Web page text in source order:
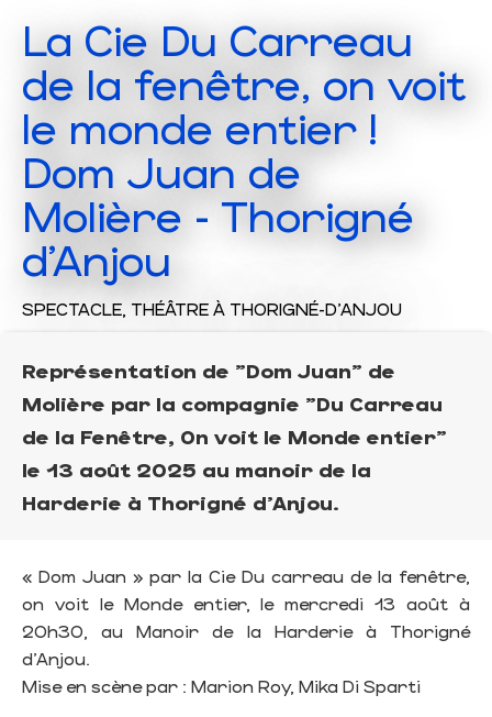
La Cie Du Carreau
de la fenêtre, on voit
le monde entier !
Dom Juan de
Molière - Thorigné
d'Anjou
SPECTACLE, THÉÂTRE À THORIGNÉ-D'ANJOU
Représentation de "Dom Juan" de
Molière par la compagnie "Du Carreau
de la Fenêtre, On voit le Monde entier"
le 13 août 2025 au manoir de la
Harderie à Thorigné d'Anjou.
« Dom Juan » par la Cie Du carreau de la fenêtre,
on voit le Monde entier, le mercredi 13 août à
20h30, au Manoir de la Harderie à Thorigné
d'Anjou.
Mise en scène par : Marion Roy, Mika Di Sparti